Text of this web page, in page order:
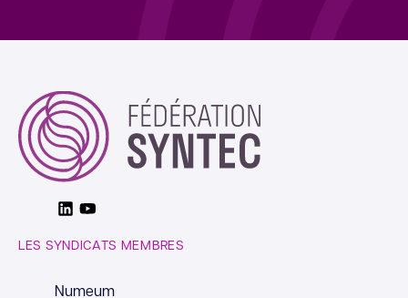
LinkedinYoutube
LES SYNDICATS MEMBRES
Numeum